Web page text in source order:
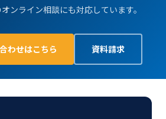
ンライン相談にも対応しています。
わせはこちら 資料請求